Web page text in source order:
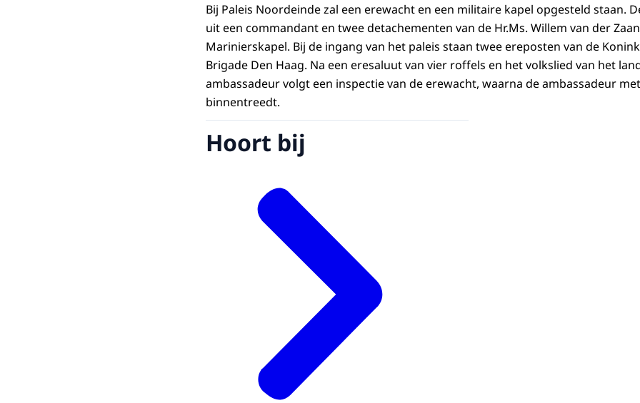
Bij Paleis Noordeinde zal een erewacht en een militaire kapel opgesteld staan.
uit een commandant en twee detachementen van de Hr.Ms. Willem van der
Marinierskapel. Bij de ingang van het paleis staan twee ereposten van de
Brigade Den Haag. Na een eresaluut van vier roffels en het volkslied van het
ambassadeur volgt een inspectie van de erewacht, waarna de ambassadeur
binnentreedt.
Hoort bij